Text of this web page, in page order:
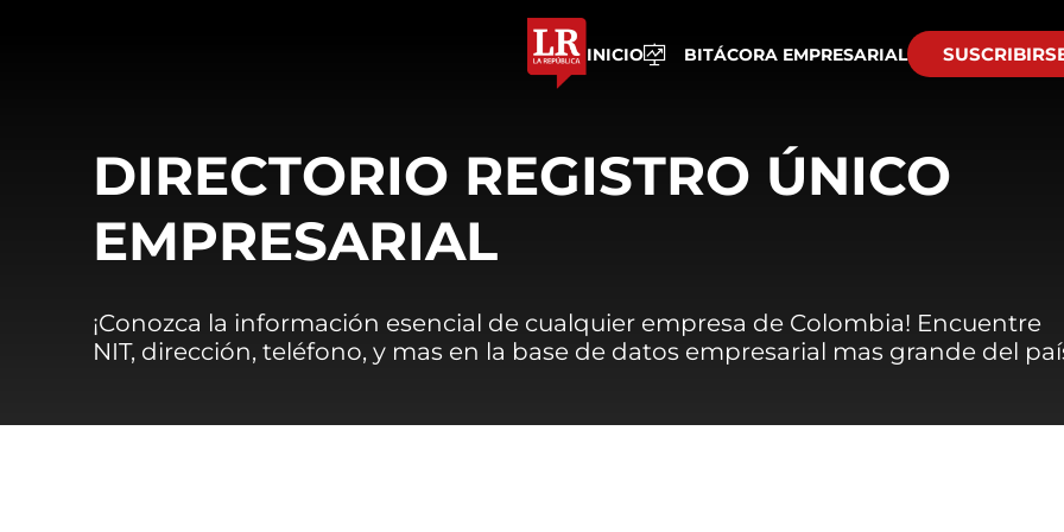
INICIO BITÁCORA EMPRESARIAL
DIRECTORIO REGISTRO ÚNICO
EMPRESARIAL
¡Conozca la información esencial de cualquier empresa de Colombia! Encuentre
NIT, dirección, teléfono, y mas en la base de datos empresarial mas grande del